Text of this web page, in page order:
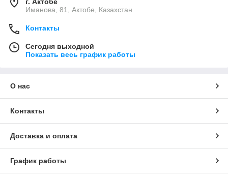
г. Актобе
Иманова, 81, Актобе, Казахстан
Контакты
Сегодня выходной
Показать весь график работы
О нас
Контакты
Доставка и оплата
График работы